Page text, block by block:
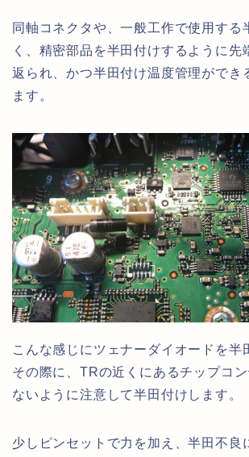
同軸コネクタや、一般工作で使用する
く、精密部品を半田付けするように先
返られ、かつ半田付け温度管理ができ
ます。
こんな感じにツェナーダイオードを半
その際に、TRの近くにあるチップコ
ないように注意して半田付けします。
少しピンセットで力を加え、半田不良